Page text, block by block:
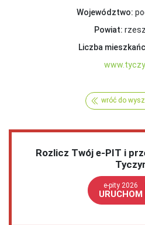
Województwo:
Powiat:
Liczba
wróć do
Rozlicz Twój e-PIT i
e-pity 2026
URUCHOM